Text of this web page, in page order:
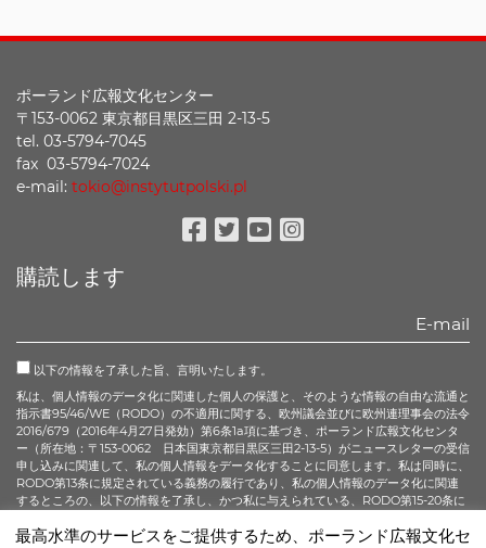
ポーランド広報文化センター
〒153-0062 東京都目黒区三田 2-13-5
tel. 03-5794-7045
fax 03-5794-7024
e-mail: tokio@instytutpolski.pl
購読します
以下の情報を了承した旨、言明いたします。
私は、個人情報のデータ化に関連した個人の保護と、そのような情報の自由な流通と
指示書95/46/WE（RODO）の不適用に関する、欧州議会並びに欧州連理事会の法令
2016/679（2016年4月27日発効）第6条1a項に基づき、ポーランド広報文化センタ
ー（所在地：〒153-0062 日本国東京都目黒区三田2-13-5）がニュースレターの受信
申し込みに関連して、私の個人情報をデータ化することに同意します。私は同時に、
RODO第13条に規定されている義務の履行であり、私の個人情報のデータ化に関連
するところの、以下の情報を了承し、かつ私に与えられている、RODO第15-20条に
最高水準のサービスをご提供するため、ポーランド広報文化セ